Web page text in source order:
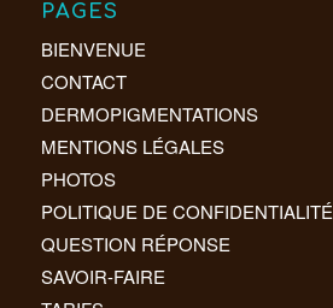
PAGES
BIENVENUE
CONTACT
DERMOPIGMENTATIONS
MENTIONS LÉGALES
PHOTOS
POLITIQUE DE CONFIDENTIALITÉ
QUESTION RÉPONSE
SAVOIR-FAIRE